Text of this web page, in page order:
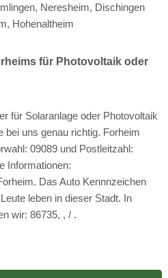
Neresheim, Dischingen
Hohenaltheim
für Photovoltaik oder
für Solaranlage oder Photovoltaik
bei uns genau richtig. Forheim
09089 und Postleitzahl:
Informationen:
Das Auto Kennnzeichen
leben in dieser Stadt. In
wir: 86735, , / .